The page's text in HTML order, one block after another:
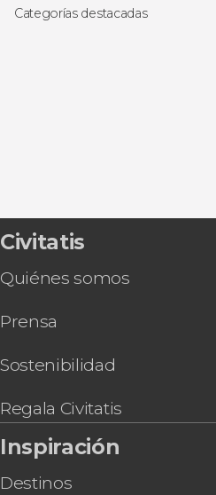
Categorías destacadas
Civitatis
Quiénes somos
Prensa
Sostenibilidad
Regala Civitatis
Inspiración
Destinos